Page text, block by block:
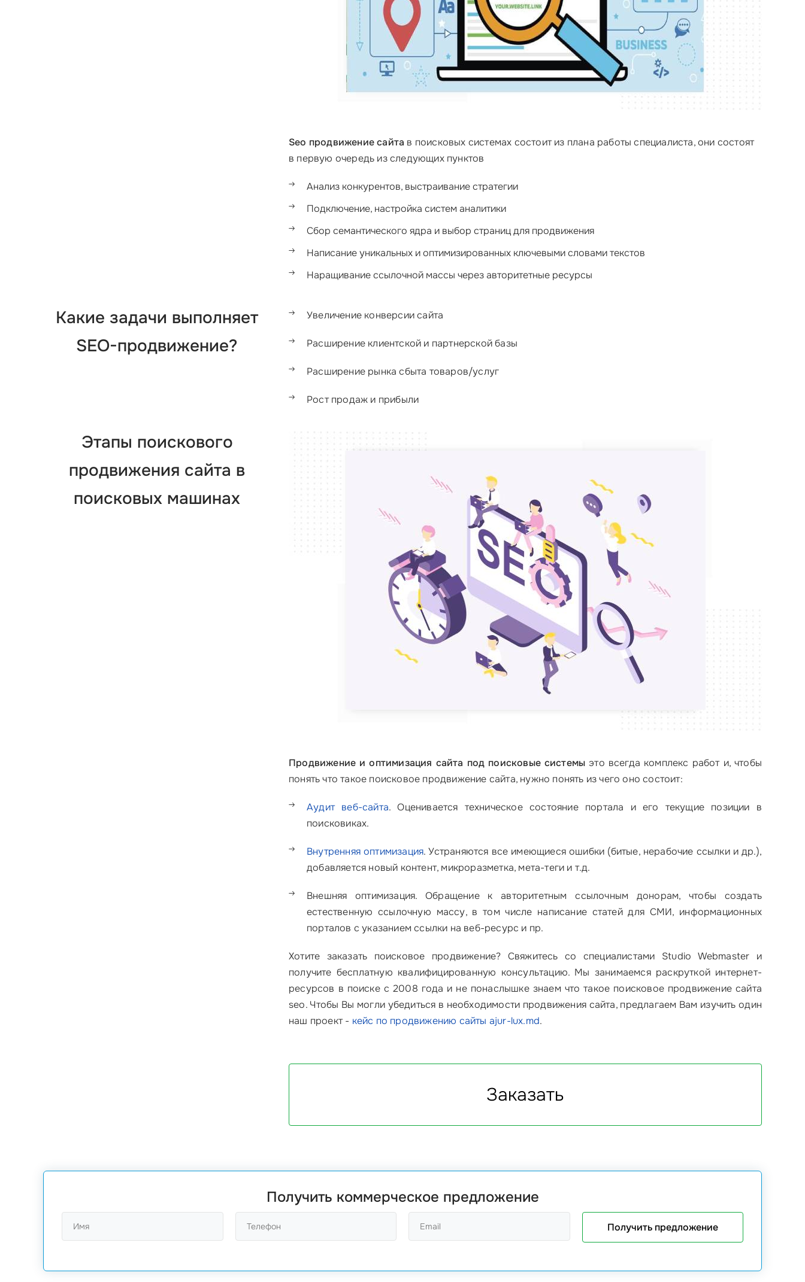
Seo продвижение сайта в поисковых системах состоит из плана работы специалиста, они состоят
в первую очередь из следующих пунктов
Анализ конкурентов, выстраивание стратегии
Подключение, настройка систем аналитики
Сбор семантического ядра и выбор страниц для продвижения
Написание уникальных и оптимизированных ключевыми словами текстов
Наращивание ссылочной массы через авторитетные ресурсы
Какие задачи выполняет
SEO-продвижение?
Увеличение конверсии сайта
Расширение клиентской и партнерской базы
Расширение рынка сбыта товаров/услуг
Рост продаж и прибыли
Этапы поискового
продвижения сайта в
поисковых машинах
Продвижение и оптимизация сайта под поисковые системы это всегда комплекс работ и, чтобы
понять что такое поисковое продвижение сайта, нужно понять из чего оно состоит:
Аудит веб-сайта. Оценивается техническое состояние портала и его текущие позиции в
поисковиках.
Внутренняя оптимизация. Устраняются все имеющиеся ошибки (битые, нерабочие ссылки и др.),
добавляется новый контент, микроразметка, мета-теги и т.д.
Внешняя оптимизация. Обращение к авторитетным ссылочным донорам, чтобы создать
естественную ссылочную массу, в том числе написание статей для СМИ, информационных
порталов с указанием ссылки на веб-ресурс и пр.
Хотите заказать поисковое продвижение? Свяжитесь со специалистами Studio Webmaster и
получите бесплатную квалифицированную консультацию. Мы занимаемся раскруткой интернет-
ресурсов в поиске с 2008 года и не понаслышке знаем что такое поисковое продвижение сайта
seo. Чтобы Вы могли убедиться в необходимости продвижения сайта, предлагаем Вам изучить один
наш проект - кейс по продвижению сайты ajur-lux.md.
Заказать
Получить коммерческое предложение
Получить предложение